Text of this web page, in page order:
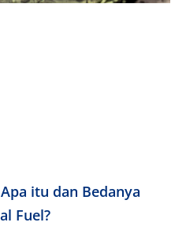
itu dan Bedanya
Fuel?